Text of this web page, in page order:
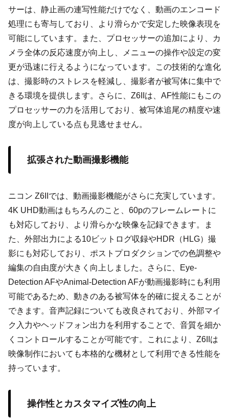
サーは、静止画の連写性能だけでなく、動画のエンコード
処理にも寄与しており、より滑らかで安定した映像表現を
可能にしています。また、プロセッサーの追加により、カ
メラ全体の反応速度が向上し、メニューの操作や設定の変
更が迅速に行えるようになっています。この技術的な進化
は、撮影時のストレスを軽減し、撮影者が被写体に集中で
きる環境を提供します。さらに、Z6IIは、AF性能にもこの
プロセッサーの力を活用しており、被写体追尾の精度や速
度が向上している点も見逃せません。
拡張された動画撮影機能
ニコン Z6IIでは、動画撮影機能がさらに充実しています。
4K UHD動画はもちろんのこと、60pのフレームレートに
も対応しており、より滑らかな映像を記録できます。ま
た、外部出力による10ビットログ収録やHDR（HLG）撮
影にも対応しており、ポストプロダクションでの色調整や
編集の自由度が大きく向上しました。さらに、Eye-
Detection AFやAnimal-Detection AFが動画撮影時にも利用
可能であるため、動きのある被写体を的確に捉えることが
できます。音声記録についても改良されており、外部マイ
ク入力やヘッドフォン出力を利用することで、音質を細か
くコントロールすることが可能です。これにより、Z6IIは
映像制作においても本格的な機材として利用できる性能を
持っています。
操作性とカスタマイズ性の向上